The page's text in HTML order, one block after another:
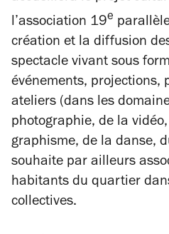
l’association 19e
création et la diffusion
spectacle vivant sous
événements, projections,
ateliers (dans les
photographie, de la
graphisme, de la danse,
souhaite par ailleurs
habitants du quartier
collectives.